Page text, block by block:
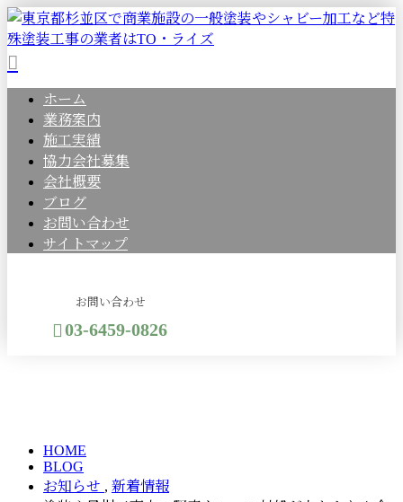
ホーム
業務案内
施工実績
協力会社募集
会社概要
ブログ
お問い合わせ
サイトマップ
お問い合わせ
03-6459-0826
HOME
BLOG
お知らせ , 新着情報